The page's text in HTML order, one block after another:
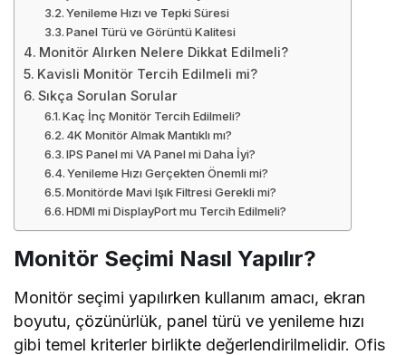
Yenileme Hızı ve Tepki Süresi
Panel Türü ve Görüntü Kalitesi
Monitör Alırken Nelere Dikkat Edilmeli?
Kavisli Monitör Tercih Edilmeli mi?
Sıkça Sorulan Sorular
Kaç İnç Monitör Tercih Edilmeli?
4K Monitör Almak Mantıklı mı?
IPS Panel mi VA Panel mi Daha İyi?
Yenileme Hızı Gerçekten Önemli mi?
Monitörde Mavi Işık Filtresi Gerekli mi?
HDMI mi DisplayPort mu Tercih Edilmeli?
Monitör Seçimi Nasıl Yapılır?
Monitör seçimi yapılırken kullanım amacı, ekran
boyutu, çözünürlük, panel türü ve yenileme hızı
gibi temel kriterler birlikte değerlendirilmelidir. Ofis